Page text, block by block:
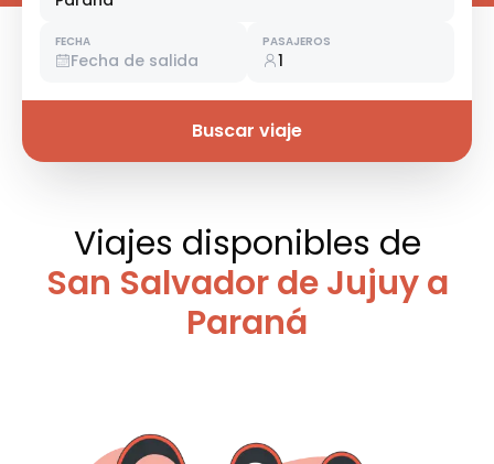
FECHA
Fecha de salida
PASAJEROS
1
Buscar viaje
Viajes disponibles de
San Salvador de Jujuy a
Paraná